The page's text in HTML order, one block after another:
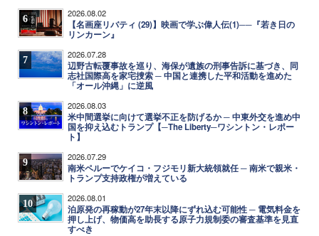
6 2026.08.02
【名画座リバティ (29)】映画で学ぶ偉人伝(1)──『若き日の
リンカーン』
7 2026.07.28
辺野古転覆事故を巡り、海保が遺族の刑事告訴に基づき、同
志社国際高を家宅捜索 ─ 中国と連携した平和活動を進めた
「オール沖縄」に逆風
8 2026.08.03
米中間選挙に向けて選挙不正を防げるか ─ 中東外交を進め中
国を抑え込むトランプ【─The Liberty─ワシントン・レポー
ト】
9 2026.07.29
南米ペルーでケイコ・フジモリ新大統領就任 ─ 南米で親米・
トランプ支持政権が増えている
10 2026.08.01
泊原発の再稼動が27年末以降にずれ込む可能性 ─ 電気料金を
押し上げ、物価高を助長する原子力規制委の審査基準を見直
すべき